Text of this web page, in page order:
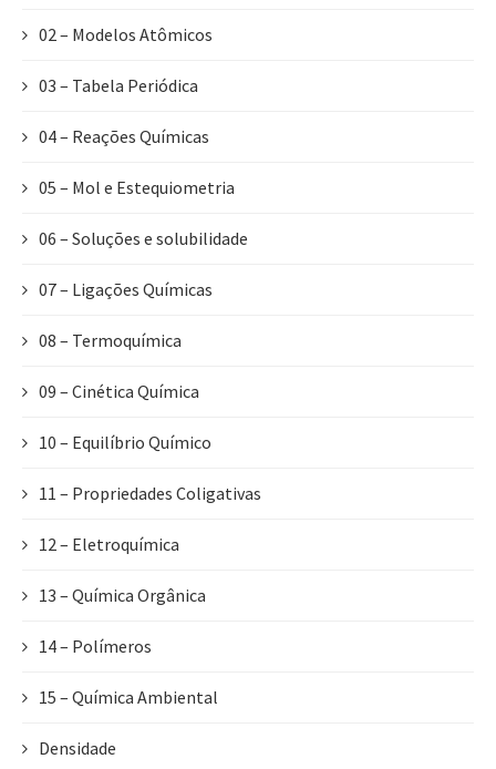
02 – Modelos Atômicos
03 – Tabela Periódica
04 – Reações Químicas
05 – Mol e Estequiometria
06 – Soluções e solubilidade
07 – Ligações Químicas
08 – Termoquímica
09 – Cinética Química
10 – Equilíbrio Químico
11 – Propriedades Coligativas
12 – Eletroquímica
13 – Química Orgânica
14 – Polímeros
15 – Química Ambiental
Densidade